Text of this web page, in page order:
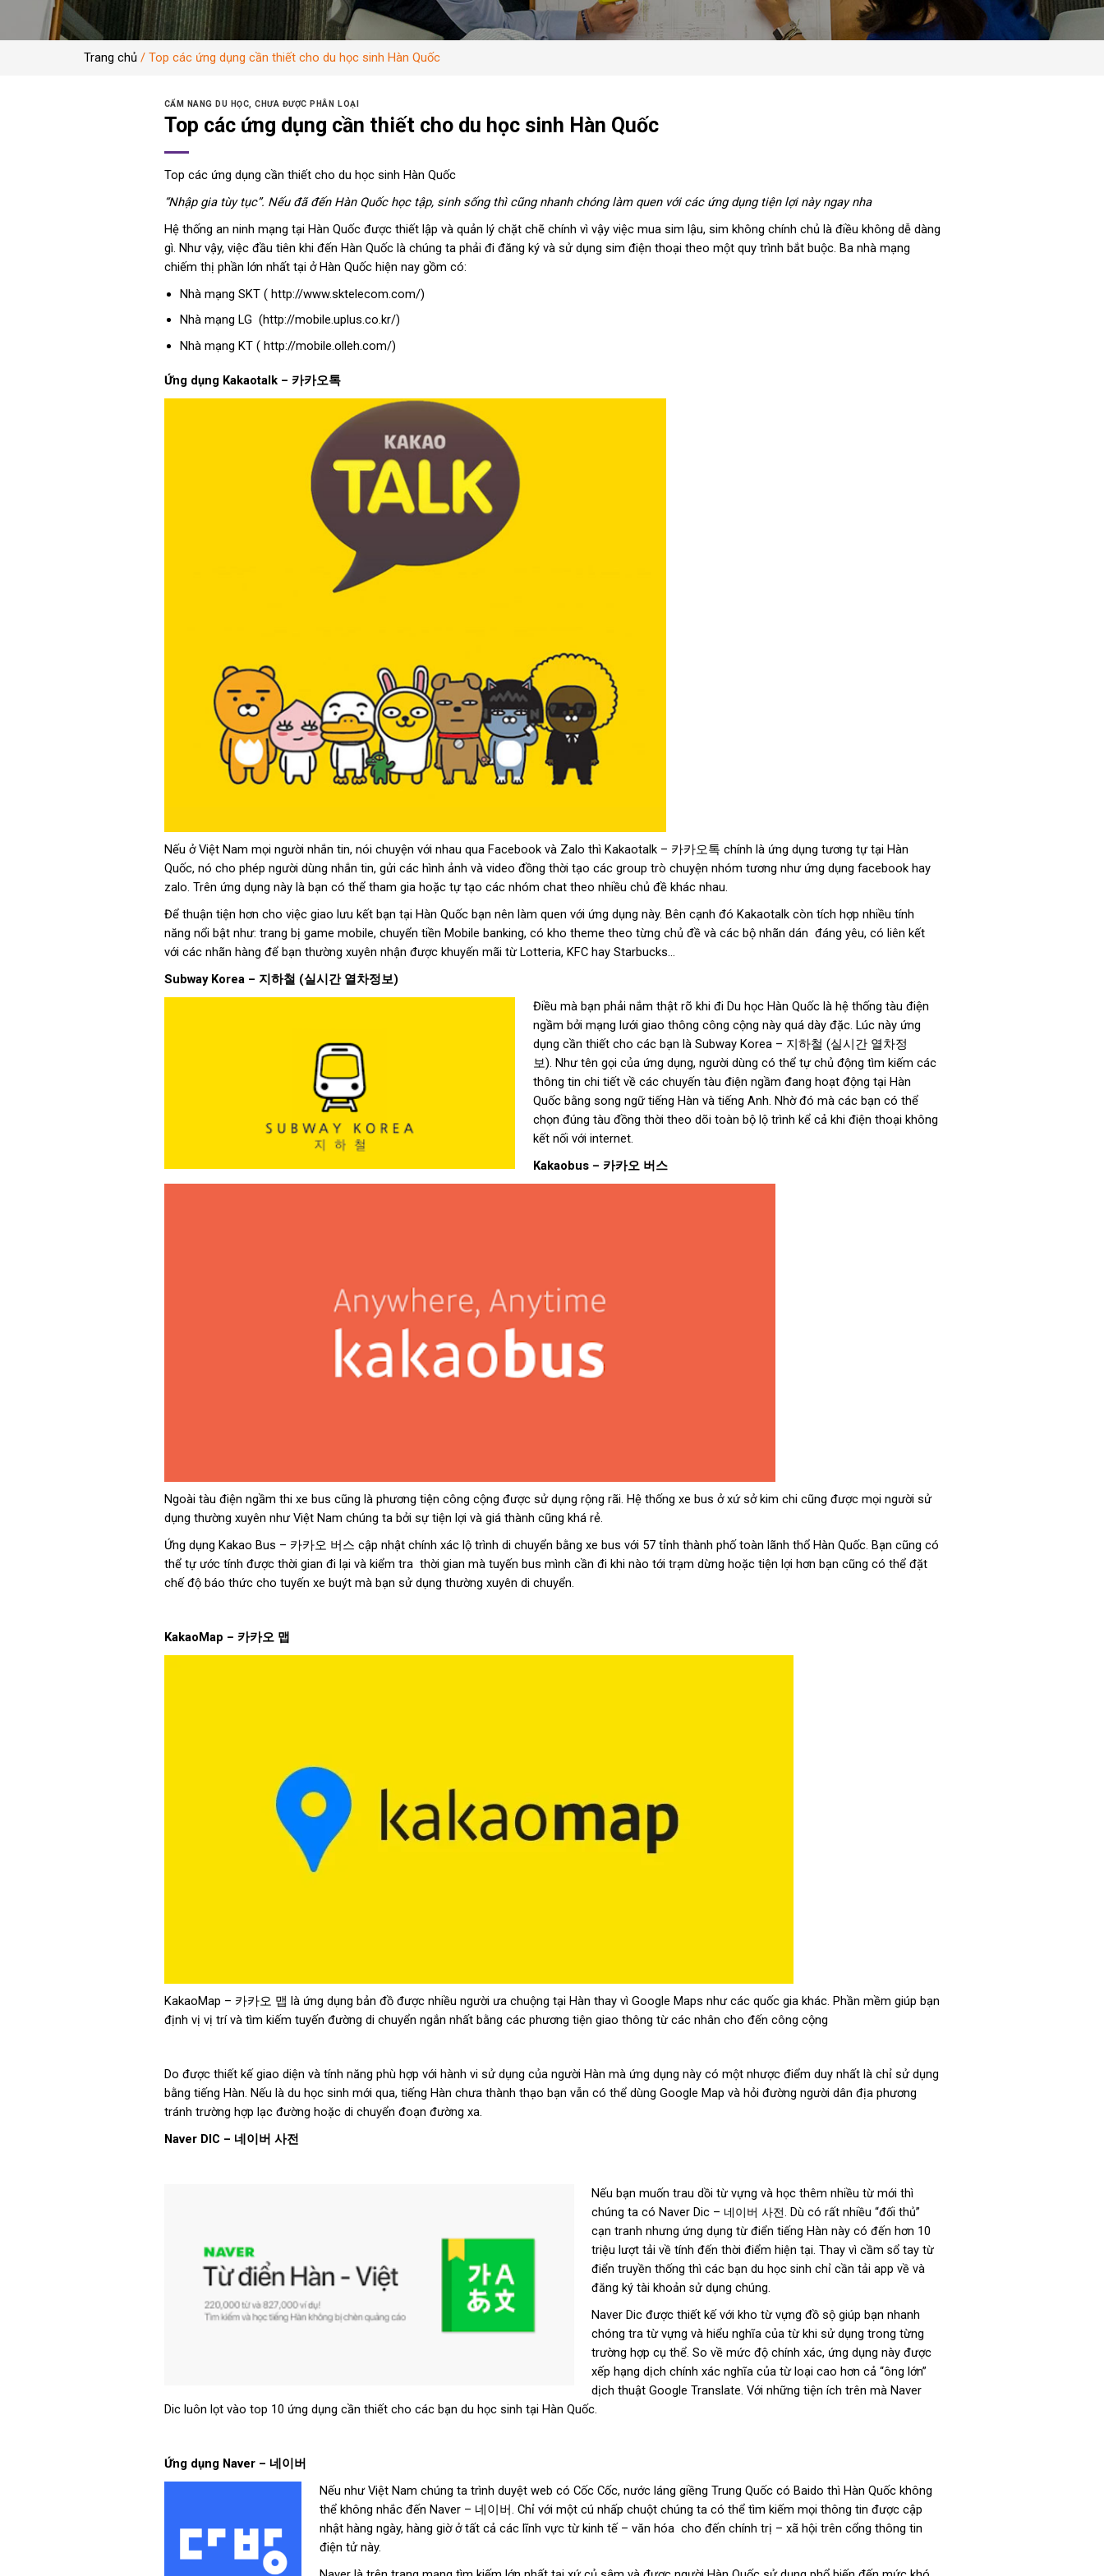
Trang chủ / Top các ứng dụng cần thiết cho du học sinh Hàn Quốc
CẨM NANG DU HỌC,CHƯA ĐƯỢC PHÂN LOẠI
Top các ứng dụng cần thiết cho du học sinh Hàn Quốc
Top các ứng dụng cần thiết cho du học sinh Hàn Quốc
“Nhập gia tùy tục”. Nếu đã đến Hàn Quốc học tập, sinh sống thì cũng nhanh chóng làm quen với các ứng dụng tiện lợi này ngay nha
Hệ thống an ninh mạng tại Hàn Quốc được thiết lập và quản lý chặt chẽ chính vì vậy việc mua sim lậu, sim không chính chủ là điều không dễ dàng
gì. Như vậy, việc đầu tiên khi đến Hàn Quốc là chúng ta phải đi đăng ký và sử dụng sim điện thoại theo một quy trình bắt buộc. Ba nhà mạng
chiếm thị phần lớn nhất tại ở Hàn Quốc hiện nay gồm có:
Nhà mạng SKT ( http://www.sktelecom.com/)
Nhà mạng LG (http://mobile.uplus.co.kr/)
Nhà mạng KT ( http://mobile.olleh.com/)
Ứng dụng Kakaotalk – 카카오톡
Nếu ở Việt Nam mọi người nhắn tin, nói chuyện với nhau qua Facebook và Zalo thì Kakaotalk – 카카오톡 chính là ứng dụng tương tự tại Hàn
Quốc, nó cho phép người dùng nhắn tin, gửi các hình ảnh và video đồng thời tạo các group trò chuyện nhóm tương như ứng dụng facebook hay
zalo. Trên ứng dụng này là bạn có thể tham gia hoặc tự tạo các nhóm chat theo nhiều chủ đề khác nhau.
Để thuận tiện hơn cho việc giao lưu kết bạn tại Hàn Quốc bạn nên làm quen với ứng dụng này. Bên cạnh đó Kakaotalk còn tích hợp nhiều tính
năng nổi bật như: trang bị game mobile, chuyển tiền Mobile banking, có kho theme theo từng chủ đề và các bộ nhãn dán đáng yêu, có liên kết
với các nhãn hàng để bạn thường xuyên nhận được khuyến mãi từ Lotteria, KFC hay Starbucks…
Subway Korea – 지하철 (실시간 열차정보)
Điều mà bạn phải nắm thật rõ khi đi Du học Hàn Quốc là hệ thống tàu điện
ngầm bởi mạng lưới giao thông công cộng này quá dày đặc. Lúc này ứng
dụng cần thiết cho các bạn là Subway Korea – 지하철 (실시간 열차정
보). Như tên gọi của ứng dụng, người dùng có thể tự chủ động tìm kiếm các
thông tin chi tiết về các chuyến tàu điện ngầm đang hoạt động tại Hàn
Quốc bằng song ngữ tiếng Hàn và tiếng Anh. Nhờ đó mà các bạn có thể
chọn đúng tàu đồng thời theo dõi toàn bộ lộ trình kể cả khi điện thoại không
kết nối với internet.
Kakaobus – 카카오 버스
Ngoài tàu điện ngầm thi xe bus cũng là phương tiện công cộng được sử dụng rộng rãi. Hệ thống xe bus ở xứ sở kim chi cũng được mọi người sử
dụng thường xuyên như Việt Nam chúng ta bởi sự tiện lợi và giá thành cũng khá rẻ.
Ứng dụng Kakao Bus – 카카오 버스 cập nhật chính xác lộ trình di chuyển bằng xe bus với 57 tỉnh thành phố toàn lãnh thổ Hàn Quốc. Bạn cũng có
thể tự ước tính được thời gian đi lại và kiểm tra thời gian mà tuyến bus mình cần đi khi nào tới trạm dừng hoặc tiện lợi hơn bạn cũng có thể đặt
chế độ báo thức cho tuyến xe buýt mà bạn sử dụng thường xuyên di chuyển.
KakaoMap – 카카오 맵
KakaoMap – 카카오 맵 là ứng dụng bản đồ được nhiều người ưa chuộng tại Hàn thay vì Google Maps như các quốc gia khác. Phần mềm giúp bạn
định vị vị trí và tìm kiếm tuyến đường di chuyển ngắn nhất bằng các phương tiện giao thông từ các nhân cho đến công cộng
Do được thiết kế giao diện và tính năng phù hợp với hành vi sử dụng của người Hàn mà ứng dụng này có một nhược điểm duy nhất là chỉ sử dụng
bằng tiếng Hàn. Nếu là du học sinh mới qua, tiếng Hàn chưa thành thạo bạn vẫn có thể dùng Google Map và hỏi đường người dân địa phương
tránh trường hợp lạc đường hoặc di chuyển đoạn đường xa.
Naver DIC – 네이버 사전
Nếu bạn muốntrau dồi từ vựng và học thêm nhiều từ mới thì
chúng ta có Naver Dic – 네이버 사전. Dù có rất nhiều “đối thủ”
cạn tranh nhưng ứng dụng từ điển tiếng Hàn này có đến hơn 10
triệu lượt tải về tính đến thời điểm hiện tại. Thay vì cầm sổ tay từ
điển truyền thống thì các bạn du học sinh chỉ cần tải app về và
đăng ký tài khoản sử dụng chúng.
Naver Dic được thiết kế với kho từ vựng đồ sộ giúp bạn nhanh
chóng tra từ vựng và hiểu nghĩa của từ khi sử dụng trong từng
trường hợp cụ thể. So về mức độ chính xác, ứng dụng này được
xếp hạng dịch chính xác nghĩa của từ loại cao hơn cả “ông lớn”
dịch thuật Google Translate. Với những tiện ích trên mà Naver
Dic luôn lọt vào top 10 ứng dụng cần thiết cho các bạn du học sinh tại Hàn Quốc.
Ứng dụng Naver – 네이버
Nếu như Việt Nam chúng ta trình duyệt web có Cốc Cốc, nước láng giềng Trung Quốc có Baido thì Hàn Quốc không
thể không nhắc đến Naver – 네이버. Chỉ với một cú nhấp chuột chúng ta có thể tìm kiếm mọi thông tin được cập
nhật hàng ngày, hàng giờ ở tất cả các lĩnh vực từ kinh tế – văn hóa cho đến chính trị – xã hội trên cổng thông tin
điện tử này.